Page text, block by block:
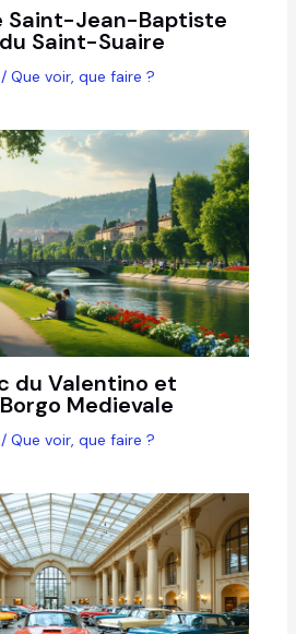
Saint-Jean-Baptiste
Saint-Suaire
/ Que voir, que faire ?
du Valentino et
Medievale
/ Que voir, que faire ?